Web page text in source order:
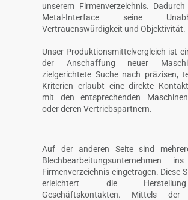
unserem Firmenverzeichnis.
Metal-Interface seine
Vertrauenswürdigkeit und Objektivität.
Unser Produktionsmittelvergleich ist
der Anschaffung neuer
zielgerichtete Suche nach präzisen,
Kriterien erlaubt eine direkte
mit den entsprechenden
oder deren Vertriebspartnern.
Auf der anderen Seite sind
Blechbearbeitungsunternehmen
Firmenverzeichnis eingetragen. Diese
erleichtert die
Geschäftskontakten. Mittels der